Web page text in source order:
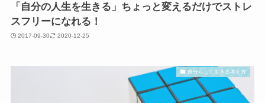
「自分の人生を生きる」ちょっと変えるだけでストレ
スフリーになれる！
2017-09-30 2020-12-25
自分らしく生きる考え方